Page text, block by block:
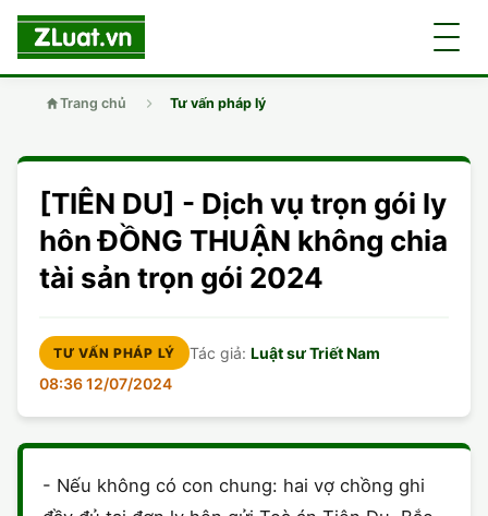
LUẬT SƯ
CHUYÊN VIÊN
TUYỂN DỤNG
DÂN SỰ
DOANH NGHIỆP
ĐẤT ĐAI
GIẤY PHÉP CON
HÌNH SỰ
HÔN NHÂN VÀ GIA ĐÌNH
DÂN SỰ
DỊCH VỤ
ĐẤT ĐAI
GIẤY PHÉP CON
SOẠN ĐƠN
LY HÔN
Trang chủ Tư vấn pháp lý
[TIÊN DU] - Dịch vụ trọn gói ly
hôn ĐỒNG THUẬN không chia
tài sản trọn gói 2024
TƯ VẤN PHÁP LÝ Tác giả:Luật sư Triết Nam
08:36 12/07/2024
- Nếu không có con chung: hai vợ chồng ghi